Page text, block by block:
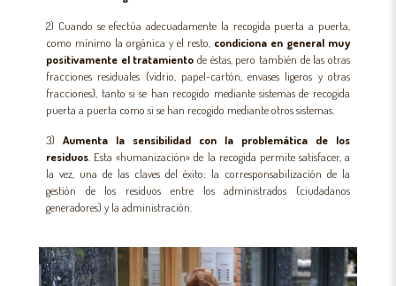
2) Cuando se efectúa adecuadamente la recogida puerta a puerta,
como mínimo la orgánica y el resto, condiciona en general muy
positivamente el tratamiento de éstas, pero también de las otras
fracciones residuales (vidrio, papel-cartón, envases ligeros y otras
fracciones), tanto si se han recogido mediante sistemas de recogida
puerta a puerta como si se han recogido mediante otros sistemas.
3)Aumenta la sensibilidad con la problemática de los
residuos. Esta «humanización» de la recogida permite satisfacer, a
la vez, una de las claves del éxito: la corresponsabilización de la
gestión de los residuos entre los administrados (ciudadanos
generadores) y la administración.